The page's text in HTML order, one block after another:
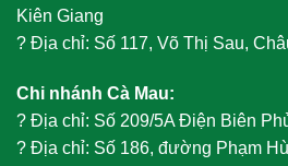
Kiên Giang
? Địa chỉ: Số 117, Võ Thị Sau,
Chi nhánh Cà Mau:
? Địa chỉ: Số 209/5A Điện Biên
? Địa chỉ: Số 186, đường Phạm